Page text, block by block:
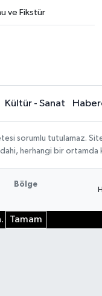
ve Fikstür
Kültür - Sanat
sorumlu tutulamaz.
herhangi bir ortamda
Bölge
Tamam